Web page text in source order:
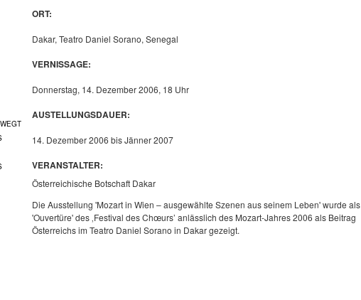
ORT:
Dakar, Teatro Daniel Sorano, Senegal
VERNISSAGE:
Donnerstag, 14. Dezember 2006, 18 Uhr
AUSTELLUNGSDAUER:
14. Dezember 2006 bis Jänner 2007
VERANSTALTER:
Österreichische Botschaft Dakar
Die Ausstellung 'Mozart in Wien – ausgewählte Szenen aus seinem Leben' wurde als
'Ouvertüre' des ‚Festival des Chœurs’ anlässlich des Mozart-Jahres 2006 als Beitrag
Österreichs im Teatro Daniel Sorano in Dakar gezeigt.